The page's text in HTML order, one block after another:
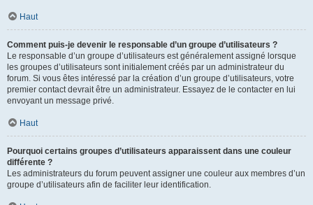
Haut
Comment puis-je devenir le responsable d’un groupe d’utilisateurs ?
Le responsable d’un groupe d’utilisateurs est généralement assigné lorsque
les groupes d’utilisateurs sont initialement créés par un administrateur du
forum. Si vous êtes intéressé par la création d’un groupe d’utilisateurs, votre
premier contact devrait être un administrateur. Essayez de le contacter en lui
envoyant un message privé.
Haut
Pourquoi certains groupes d’utilisateurs apparaissent dans une couleur
différente ?
Les administrateurs du forum peuvent assigner une couleur aux membres d’un
groupe d’utilisateurs afin de faciliter leur identification.